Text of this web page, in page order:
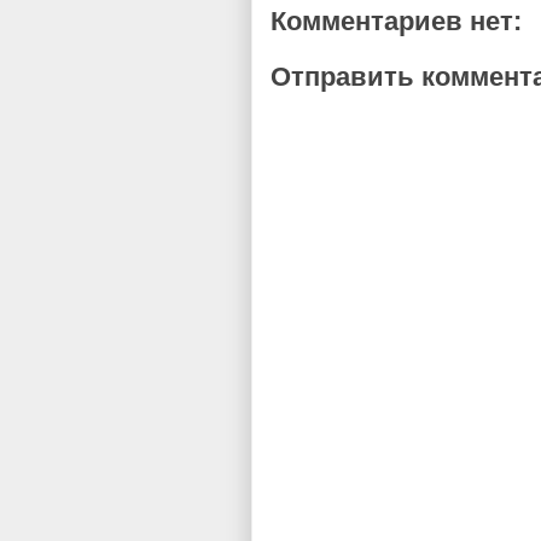
Комментариев нет:
Отправить